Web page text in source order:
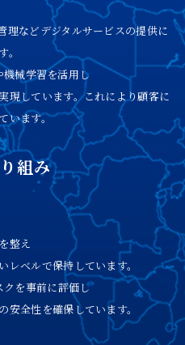
理などデジタルサービスの提供に
械学習を活用し
現しています。これにより顧客に
います。
組み
整え
ベルで保持しています。
クを事前に評価し
全性を確保しています。